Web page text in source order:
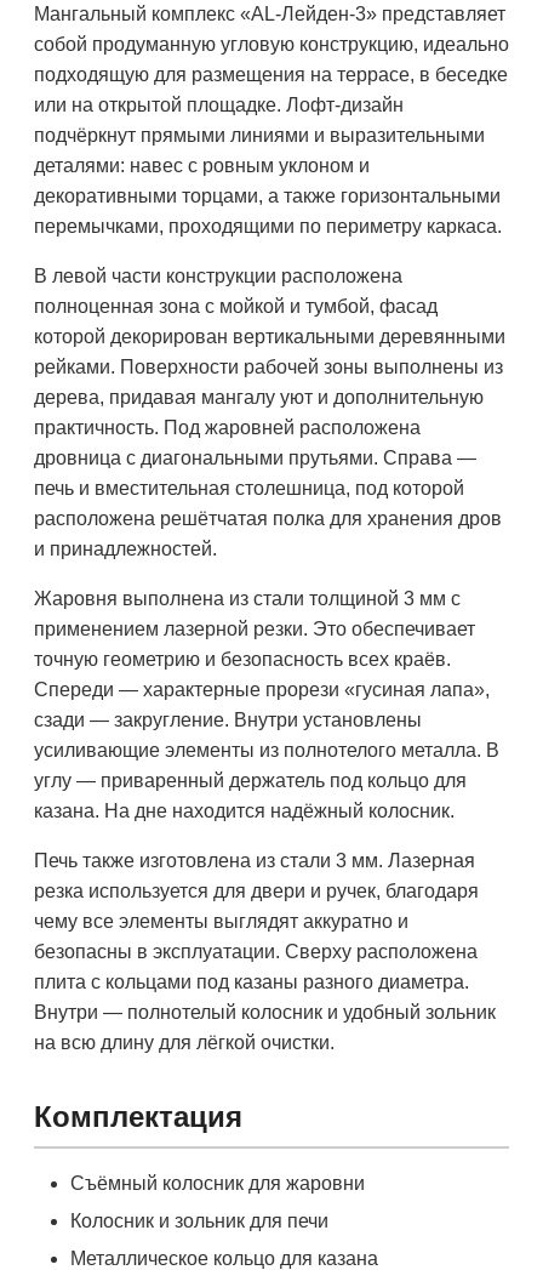
Мангальный комплекс «AL-Лейден-3» представляет
собой продуманную угловую конструкцию, идеально
подходящую для размещения на террасе, в беседке
или на открытой площадке. Лофт-дизайн
подчёркнут прямыми линиями и выразительными
деталями: навес с ровным уклоном и
декоративными торцами, а также горизонтальными
перемычками, проходящими по периметру каркаса.
В левой части конструкции расположена
полноценная зона с мойкой и тумбой, фасад
которой декорирован вертикальными деревянными
рейками. Поверхности рабочей зоны выполнены из
дерева, придавая мангалу уют и дополнительную
практичность. Под жаровней расположена
дровница с диагональными прутьями. Справа —
печь и вместительная столешница, под которой
расположена решётчатая полка для хранения дров
и принадлежностей.
Жаровня выполнена из стали толщиной 3 мм с
применением лазерной резки. Это обеспечивает
точную геометрию и безопасность всех краёв.
Спереди — характерные прорези «гусиная лапа»,
сзади — закругление. Внутри установлены
усиливающие элементы из полнотелого металла. В
углу — приваренный держатель под кольцо для
казана. На дне находится надёжный колосник.
Печь также изготовлена из стали 3 мм. Лазерная
резка используется для двери и ручек, благодаря
чему все элементы выглядят аккуратно и
безопасны в эксплуатации. Сверху расположена
плита с кольцами под казаны разного диаметра.
Внутри — полнотелый колосник и удобный зольник
на всю длину для лёгкой очистки.
Комплектация
Съёмный колосник для жаровни
Колосник и зольник для печи
Металлическое кольцо для казана